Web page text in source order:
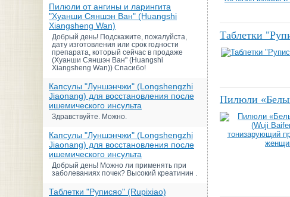
Пилюли от ангины и ларингита
"Хуанши Сяншэн Ван" (Huangshi
Xiangsheng Wan)
Добрый день! Подскажите, пожалуйста,
дату изготовления или срок годности
препарата, который сейчас в продаже
(Хуанши Сяншэн Ван" (Huangshi
Xiangsheng Wan)) Спасибо!
Капсулы "Луншэнчжи" (Longshengzhi
Jiaonang) для восстановления после
ишемического инсульта
Здравствуйте. Можно.
Капсулы "Луншэнчжи" (Longshengzhi
Jiaonang) для восстановления после
ишемического инсульта
Добрый день! Можно ли применять при
заболеваниях почек? Высокий креатинин .
Таблетки "Руписяо" (Rupixiao)
Таблетки
Пилюли